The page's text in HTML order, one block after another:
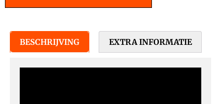
BESCHRIJVING EXTRA INFORMATIE